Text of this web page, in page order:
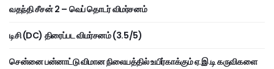
வதந்தி சீசன் 2 – வெப் தொடர் விமர்சனம்
டிசி (DC) திரைப்பட விமர்சனம் (3.5/5)
சென்னை பன்னாட்டு விமான நிலையத்தில் உயிர்காக்கும் ஏ.இ.டி கருவிகளை